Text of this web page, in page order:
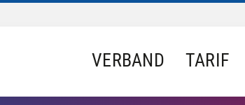
VERBAND TARIF